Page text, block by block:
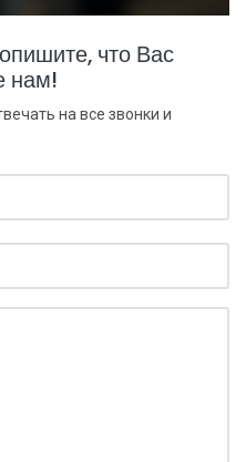
что Вас
нам!
на все звонки и